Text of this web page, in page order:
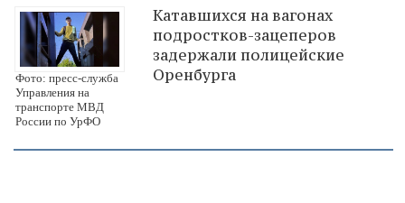
Фото: пресс-служба
Управления на
транспорте МВД
России по УрФО
Катавшихся на вагонах
подростков-зацеперов
задержали полицейские
Оренбурга